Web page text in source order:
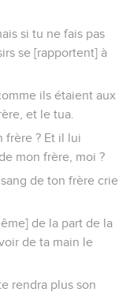
si tu ne fais pas
se [rapportent] à
ils étaient aux
et le tua.
frère ? Et il lui
mon frère, moi ?
de ton frère crie
de la part de la
de ta main le
rendra plus son